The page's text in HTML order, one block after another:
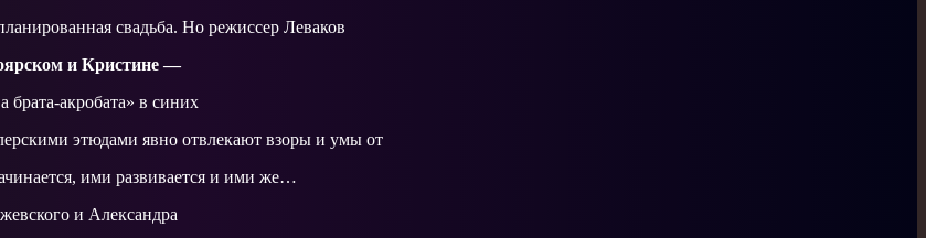
свадьба. Но режиссер Леваков
и Кристине —
акробата» в синих
этюдами явно отвлекают взоры и умы от
ими развивается и ими же…
и Александра